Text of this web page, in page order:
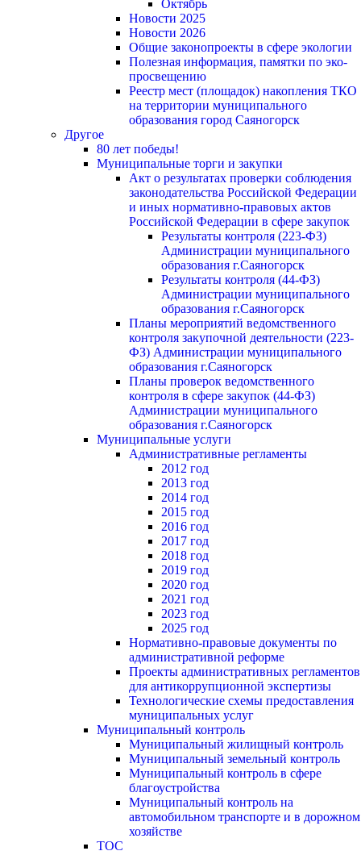
Октябрь
Новости 2025
Новости 2026
Общие законопроекты в сфере экологии
Полезная информация, памятки по эко-
просвещению
Реестр мест (площадок) накопления ТКО
на территории муниципального
образования город Саяногорск
Другое
80 лет победы!
Муниципальные торги и закупки
Акт о результатах проверки соблюдения
законодательства Российской Федерации
и иных нормативно-правовых актов
Российской Федерации в сфере закупок
Результаты контроля (223-ФЗ)
Администрации муниципального
образования г.Саяногорск
Результаты контроля (44-ФЗ)
Администрации муниципального
образования г.Саяногорск
Планы мероприятий ведомственного
контроля закупочной деятельности (223-
ФЗ) Администрации муниципального
образования г.Саяногорск
Планы проверок ведомственного
контроля в сфере закупок (44-ФЗ)
Администрации муниципального
образования г.Саяногорск
Муниципальные услуги
Административные регламенты
2012 год
2013 год
2014 год
2015 год
2016 год
2017 год
2018 год
2019 год
2020 год
2021 год
2023 год
2025 год
Нормативно-правовые документы по
административной реформе
Проекты административных регламентов
для антикоррупционной экспертизы
Технологические схемы предоставления
муниципальных услуг
Муниципальный контроль
Муниципальный жилищный контроль
Муниципальный земельный контроль
Муниципальный контроль в сфере
благоустройства
Муниципальный контроль на
автомобильном транспорте и в дорожном
хозяйстве
ТОС